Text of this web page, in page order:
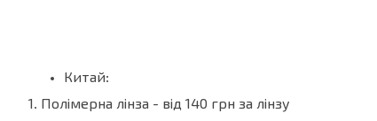
Китай:
1. Полімерна лінза - від 140 грн за лінзу